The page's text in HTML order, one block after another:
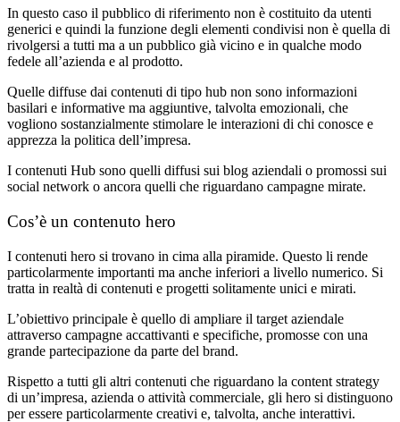
In questo caso il pubblico di riferimento non è costituito da utenti
generici e quindi la funzione degli elementi condivisi non è quella di
rivolgersi a tutti ma a un pubblico già vicino e in qualche modo
fedele all’azienda e al prodotto.
Quelle diffuse dai contenuti di tipo hub non sono informazioni
basilari e informative ma aggiuntive, talvolta emozionali, che
vogliono sostanzialmente stimolare le interazioni di chi conosce e
apprezza la politica dell’impresa.
I contenuti Hub sono quelli diffusi sui blog aziendali o promossi sui
social network o ancora quelli che riguardano campagne mirate.
Cos’è un contenuto hero
I contenuti hero si trovano in cima alla piramide. Questo li rende
particolarmente importanti ma anche inferiori a livello numerico. Si
tratta in realtà di contenuti e progetti solitamente unici e mirati.
L’obiettivo principale è quello di ampliare il target aziendale
attraverso campagne accattivanti e specifiche, promosse con una
grande partecipazione da parte del brand.
Rispetto a tutti gli altri contenuti che riguardano la content strategy
di un’impresa, azienda o attività commerciale, gli hero si distinguono
per essere particolarmente creativi e, talvolta, anche interattivi.